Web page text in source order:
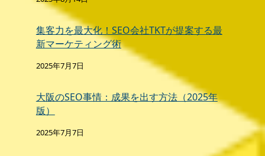
集客力を最大化！SEO会社TKTが提案する最
新マーケティング術
2025年7月7日
大阪のSEO事情：成果を出す方法（2025年
版）
2025年7月7日